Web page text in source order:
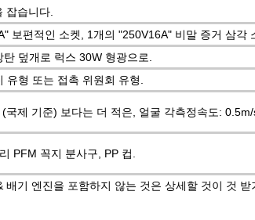
잡습니다.
보편적인 소켓, 1개의 "250V16A" 비말 증거 삼각
덮개로 럭스 30W 형광으로.
유형 또는 접촉 위원회 유형.
국제 기준) 보다는 더 적은, 얼굴 각측정속도:
PFM 꼭지 분사구, PP 컵.
배기 엔진을 포함하지 않는 것은 상세할 것이 것 받